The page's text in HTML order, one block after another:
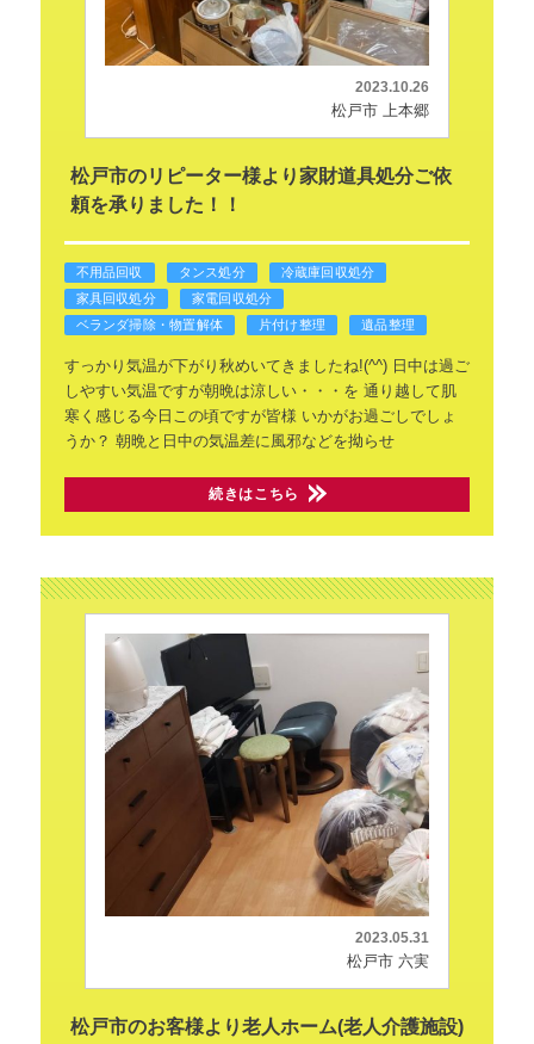
2023.10.26
松戸市 上本郷
松戸市のリピーター様より家財道具処分ご依
頼を承りました！！
不用品回収 タンス処分
冷蔵庫回収処分
家具回収処分
家電回収処分
ベランダ掃除・物置解体
片付け整理 遺品整理
すっかり気温が下がり秋めいてきましたね!(^^)日中は過ご
しやすい気温ですが朝晩は涼しい・・・を 通り越して肌
寒く感じる今日この頃ですが皆様 いかがお過ごしでしょ
うか？ 朝晩と日中の気温差に風邪などを拗らせ
続きはこちら
2023.05.31
松戸市 六実
松戸市のお客様より老人ホーム(老人介護施設)